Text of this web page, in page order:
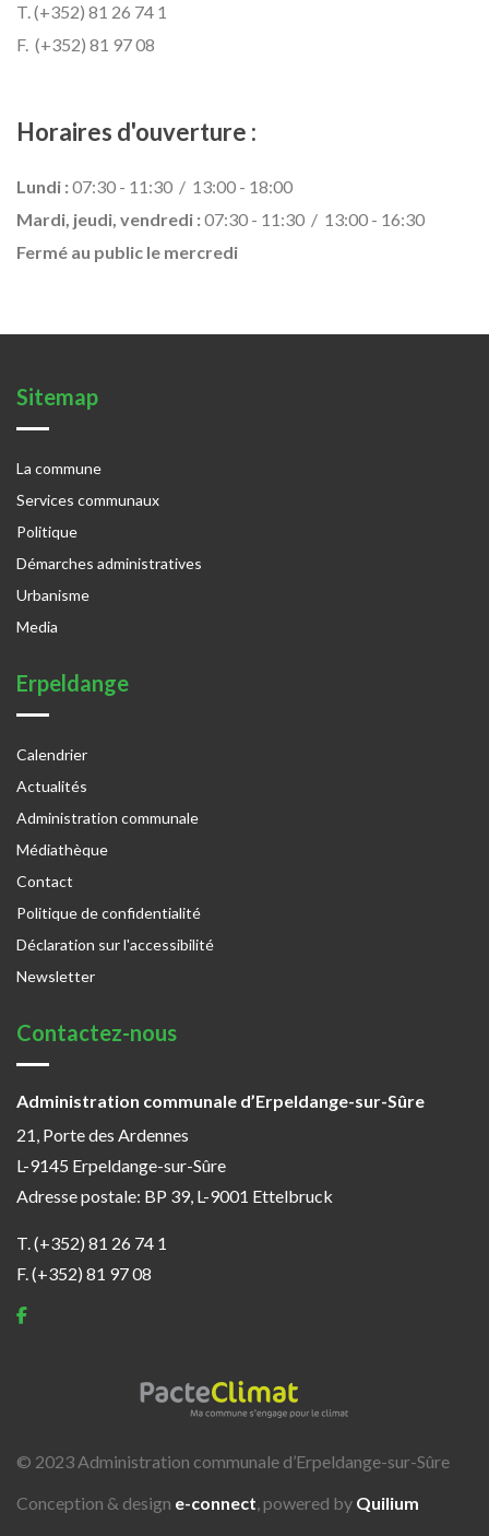
T. (+352) 81 26 74 1
F. (+352) 81 97 08
Horaires d'ouverture :
Lundi :07:30 - 11:30 / 13:00 - 18:00
Mardi, jeudi, vendredi :07:30 - 11:30 / 13:00 - 16:30
Fermé au public le mercredi
Sitemap
La commune
Services communaux
Politique
Démarches administratives
Urbanisme
Media
Erpeldange
Calendrier
Actualités
Administration communale
Médiathèque
Contact
Politique de confidentialité
Déclaration sur l'accessibilité
Newsletter
Contactez-nous
Administration communale d’Erpeldange-sur-Sûre
21, Porte des Ardennes
L-9145 Erpeldange-sur-Sûre
Adresse postale: BP 39, L-9001 Ettelbruck
T. (+352) 81 26 74 1
F. (+352) 81 97 08
© 2023 Administration communale d’Erpeldange-sur-Sûre
Conception & design e-connect, powered by Quilium